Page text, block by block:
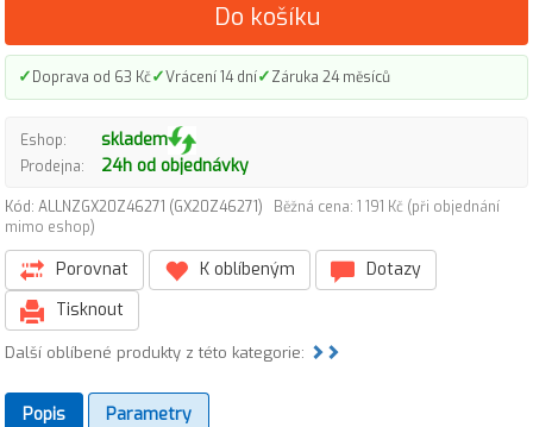
Do košíku
✓Doprava od 63 Kč✓Vrácení 14 dní✓Záruka 24 měsíců
Eshop: skladem
Prodejna: 24h od objednávky
Kód: ALLNZGX20Z46271 (GX20Z46271)
Běžná cena: 1 191 Kč (při objednání
mimo eshop)
Porovnat K oblíbeným
Dotazy
Tisknout
Další oblíbené produkty z této kategorie:
Popis Parametry